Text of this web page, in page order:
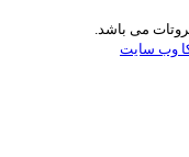
می باشد.
وب سایت